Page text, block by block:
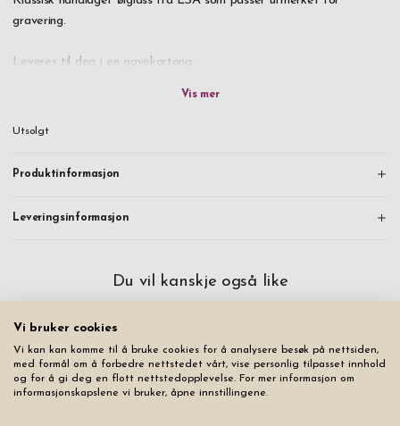
gravering.
Leveres til deg i en gavekartong.
motsetning til krystall er blyfritt.
Ingrediensene består hovedsakelig av sand, natriumkarbonat og
ferdige resultatet får akkurat den teksturen, fargen og klarheten
Blandingen varmes opp til flere hundre grader celsius i en gassfyrt
under prosessen, og disse kan av og til sees i det ferdige produktet
– en vanlig og akseptabel del av prosessen når man lager håndlaget,
munnblåst glass.
Utsolgt
Produktinformasjon
Leveringsinformasjon
Du vil kanskje også like
Vi bruker cookies
Vi kan kan komme til å bruke cookies for å analysere besøk på nettsiden,
med formål om å forbedre nettstedet vårt, vise personlig tilpasset innhold
og for å gi deg en flott nettstedopplevelse. For mer informasjon om
informasjonskapslene vi bruker, åpne innstillingene.